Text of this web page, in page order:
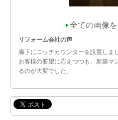
全ての画像
リフォーム会社の声
廊下にニッチカウンターを設置しま
お客様の要望に応えつつも、新築マ
るのが大変でした。